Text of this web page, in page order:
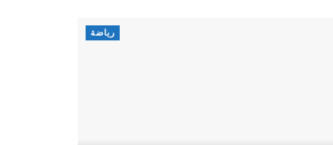
رياضة